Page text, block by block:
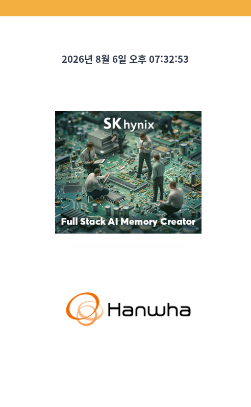
2026년 8월 6일 오후 07:32:54